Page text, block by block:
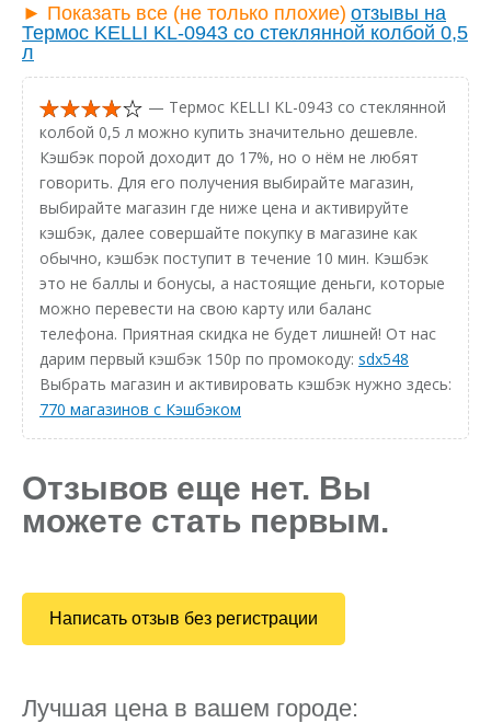
► Показать все (не только плохие) отзывы на
Термос KELLI KL-0943 со стеклянной колбой 0,5
л
— Термос KELLI KL-0943 со стеклянной
колбой 0,5 л можно купить значительно дешевле.
Кэшбэк порой доходит до 17%, но о нём не любят
говорить. Для его получения выбирайте магазин,
выбирайте магазин где ниже цена и активируйте
кэшбэк, далее совершайте покупку в магазине как
обычно, кэшбэк поступит в течение 10 мин. Кэшбэк
это не баллы и бонусы, а настоящие деньги, которые
можно перевести на свою карту или баланс
телефона. Приятная скидка не будет лишней! От нас
дарим первый кэшбэк 150р по промокоду: sdx548
Выбрать магазин и активировать кэшбэк нужно здесь:
770 магазинов с Кэшбэком
Отзывов еще нет. Вы
можете стать первым.
Написать отзыв без регистрации
Лучшая цена в вашем городе: